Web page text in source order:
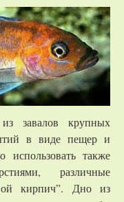
завалов крупных
в виде пещер и
также
различные
кирпич”. Дно из